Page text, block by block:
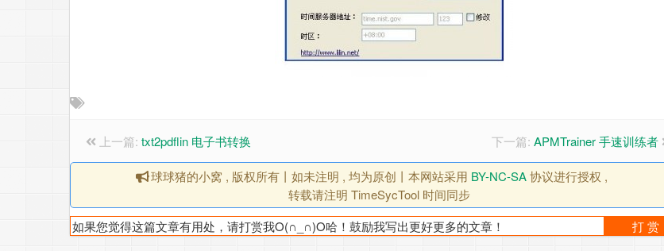
上一篇: txt2pdflin 电子书转换 下一篇: APMTrainer 手速训练者
球球猪的小窝 , 版权所有丨如未注明 , 均为原创丨本网站采用 BY-NC-SA协议进行授权 ,
转载请注明 TimeSycTool 时间同步
打 赏
如果您觉得这篇文章有用处，请打赏我O(∩_∩)O哈！鼓励我写出更好更多的文章！